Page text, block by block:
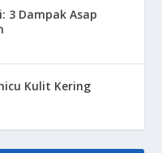
3 Dampak Asap
Kulit Kering